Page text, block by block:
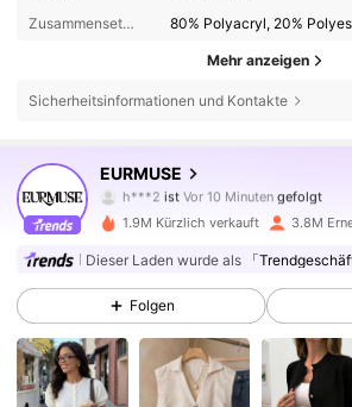
Zusammensetzung:
80% Polyacryl, 20%
Mehr anzeigen
Sicherheitsinformationen und Kontakte
EURMUSE
3***1ist am Durchsuchen
4,75
355K Follower
4,75
4,75 355K Follower
1.9M Kürzlich verkauft 3.8M
Dieser Laden wurde als 「Trendgeschäft
Folgen